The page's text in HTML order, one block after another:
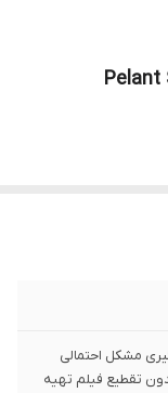
مشکل احتمالی
تقطیع فیلم تهیه